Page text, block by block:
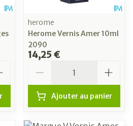
herome
Herome Vernis Amer 10ml
2090
14,25 €
Ajouter au panier